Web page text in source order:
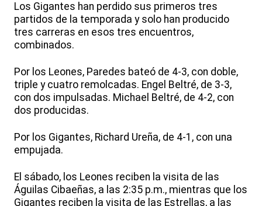
Los Gigantes han perdido sus primeros tres
partidos de la temporada y solo han producido
tres carreras en esos tres encuentros,
combinados.
Por los Leones, Paredes bateó de 4-3, con doble,
triple y cuatro remolcadas. Engel Beltré, de 3-3,
con dos impulsadas. Michael Beltré, de 4-2, con
dos producidas.
Por los Gigantes, Richard Ureña, de 4-1, con una
empujada.
El sábado, los Leones reciben la visita de las
Águilas Cibaeñas, a las 2:35 p.m., mientras que los
Gigantes reciben la visita de las Estrellas, a las